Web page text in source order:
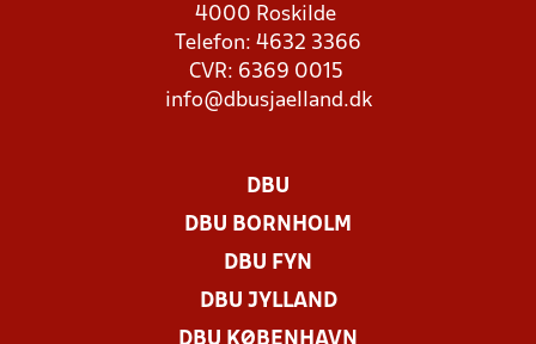
4000 Roskilde
Telefon: 4632 3366
CVR: 6369 0015
info@dbusjaelland.dk
DBU
DBU BORNHOLM
DBU FYN
DBU JYLLAND
DBU KØBENHAVN